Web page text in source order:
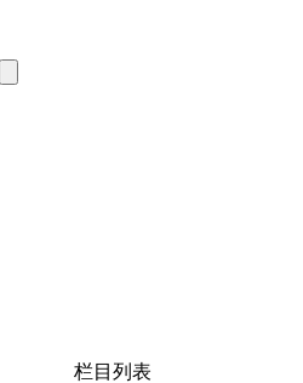
栏目列表